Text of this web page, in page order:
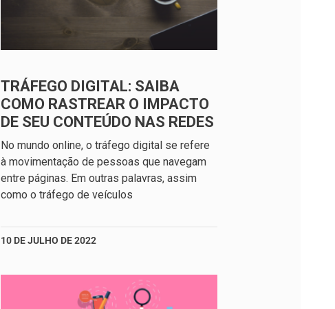
TRÁFEGO DIGITAL: SAIBA
COMO RASTREAR O IMPACTO
DE SEU CONTEÚDO NAS REDES
No mundo online, o tráfego digital se refere
à movimentação de pessoas que navegam
entre páginas. Em outras palavras, assim
como o tráfego de veículos
10 DE JULHO DE 2022